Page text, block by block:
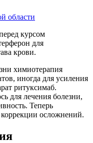
области
курсом
для
крови.
химиотерапия
иногда для усиления
ритуксимаб.
для лечения болезни,
Теперь
осложнений.